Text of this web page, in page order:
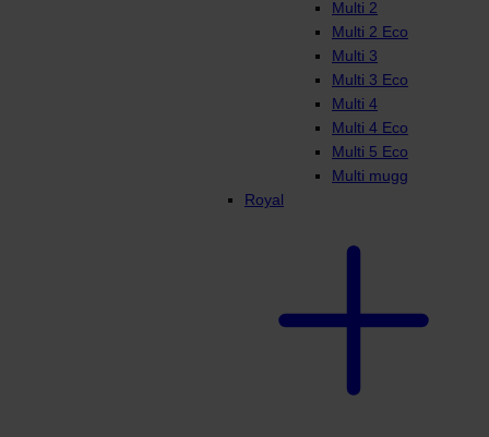
Multi 2
Multi 2 Eco
Multi 3
Multi 3 Eco
Multi 4
Multi 4 Eco
Multi 5 Eco
Multi mugg
Royal